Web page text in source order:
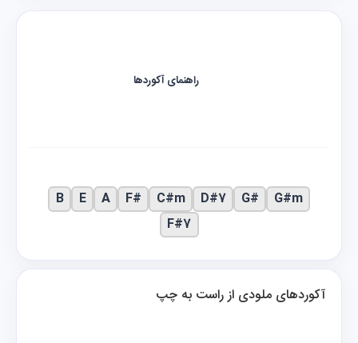
آکوردهای ملودی از راست به چپ
راهنمای آکوردها
G#m
G#
D#7
C#m
F#
A
E
B
F#7